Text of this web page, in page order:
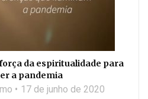
da espiritualidade para
a pandemia
17 de junho de 2020